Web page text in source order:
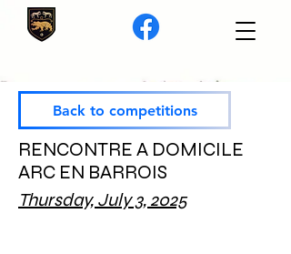
Back to competitions
RENCONTRE A DOMICILE
ARC EN BARROIS
Thursday, July 3, 2025